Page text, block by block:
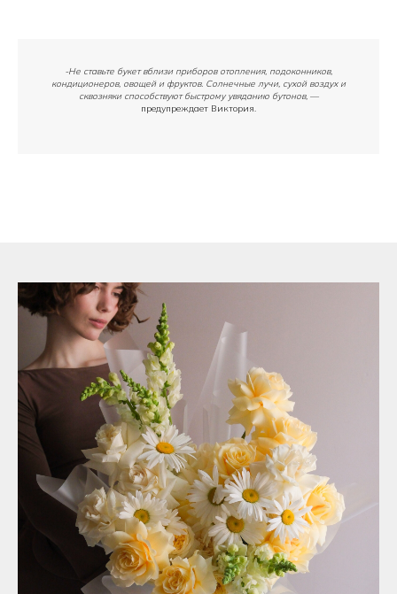
-Не ставьте букет вблизи приборов отопления, подоконников,
кондиционеров, овощей и фруктов. Солнечные лучи, сухой воздух и
сквозняки способствуют быстрому увяданию бутонов, —
предупреждает Виктория.